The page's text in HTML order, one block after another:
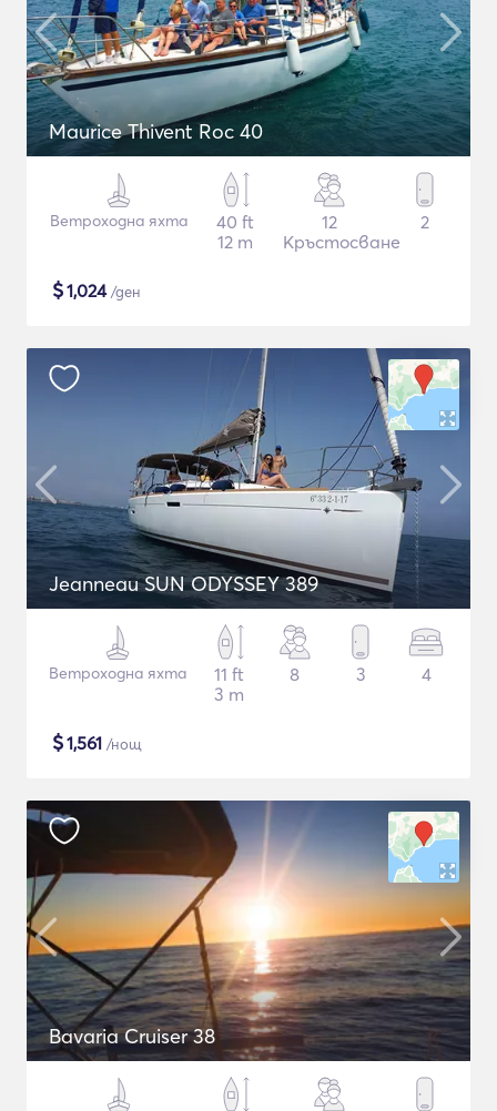
Maurice Thivent Roc 40
Ветроходна яхта
40 ft
12 m
12
Кръстосване
2
$1,024/ден
Jeanneau SUN ODYSSEY 389
Ветроходна яхта
11 ft
3 m
8 3 4
$1,561 /нощ
Bavaria Cruiser 38